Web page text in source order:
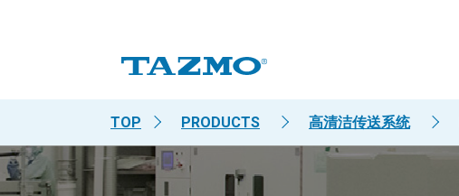
TOP PRODUCTS 高清洁传送系统